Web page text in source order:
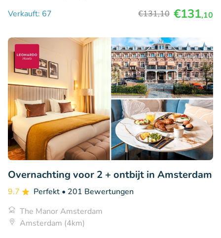
Verkauft: 67
€131,10 €131,10
Overnachting voor 2 + ontbijt in Amsterdam
9.7 Perfekt • 201 Bewertungen
The Manor Amsterdam
Amsterdam (4km)